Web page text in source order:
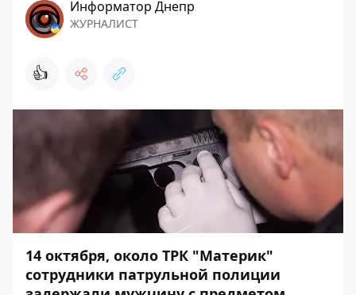
Информатор Днепр
ЖУРНАЛИСТ
👍
14 октября, около ТРК "Материк"
сотрудники патрульной полиции